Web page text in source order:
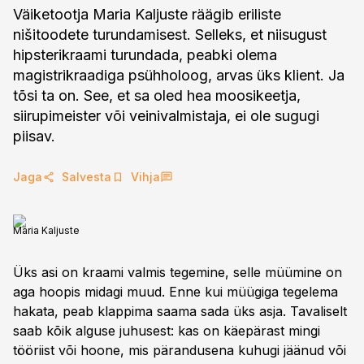
Väiketootja Maria Kaljuste räägib eriliste
nišitoodete turundamisest. Selleks, et niisugust
hipsterikraami turundada, peabki olema
magistrikraadiga psühholoog, arvas üks klient. Ja
tõsi ta on. See, et sa oled hea moosikeetja,
siirupimeister või veinivalmistaja, ei ole sugugi
piisav.
Jaga Salvesta Vihja
Maria Kaljuste
Üks asi on kraami valmis tegemine, selle müümine on
aga hoopis midagi muud. Enne kui müügiga tegelema
hakata, peab klappima saama sada üks asja. Tavaliselt
saab kõik alguse juhusest: kas on käepärast mingi
tööriist või hoone, mis pärandusena kuhugi jäänud või